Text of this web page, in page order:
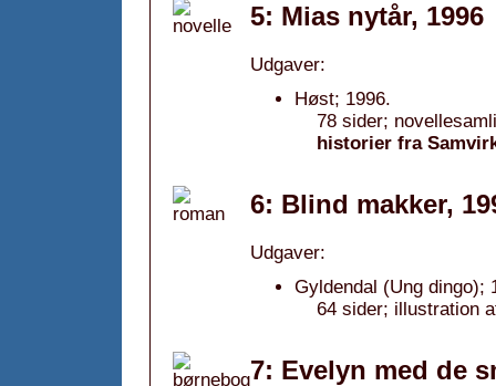
5: Mias nytår, 1996
Udgaver:
Høst; 1996.
78 sider;
historier fra
6: Blind makker,
Udgaver:
Gyldendal (Ung dingo);
64 sider; illustration
7: Evelyn med de